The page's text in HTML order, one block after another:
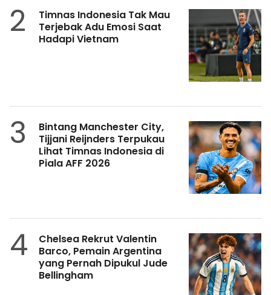
2
Timnas Indonesia Tak Mau
Terjebak Adu Emosi Saat
Hadapi Vietnam
3
Bintang Manchester City,
Tijjani Reijnders Terpukau
Lihat Timnas Indonesia di
Piala AFF 2026
4
Chelsea Rekrut Valentin
Barco, Pemain Argentina
yang Pernah Dipukul Jude
Bellingham